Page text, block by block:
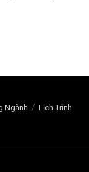
Ngành Lịch Trình